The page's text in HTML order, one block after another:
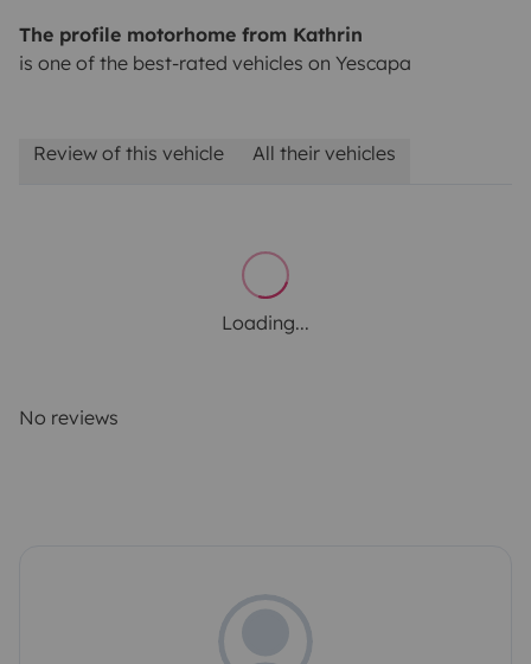
The profile motorhome from Kathrin
is one of the best-rated vehicles on Yescapa
Review of this vehicle All their vehicles
Loading...
No reviews